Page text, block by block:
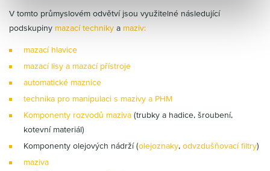
V tomto průmyslovém odvětví jsou využitelné následující
podskupiny mazací techniky a maziv:
mazací hlavice
mazací lisy a mazací přístroje
automatické maznice
technika pro manipulaci s mazivy a PHM
Komponenty rozvodů maziva (trubky a hadice, šroubení,
kotevní materiál)
Komponenty olejových nádrží (olejoznaky, odvzdušňovací filtry)
maziva